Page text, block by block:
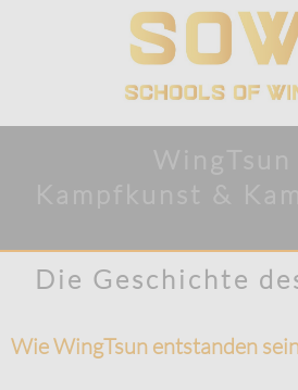
Die Geschichte
Wie WingTsun entstanden